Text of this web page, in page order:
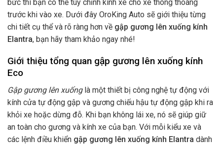
bức thì bạn có thể tùy chỉnh kính xe cho xe thông thoáng
trước khi vào xe. Dưới đây OroKing Auto sẽ giới thiệu từng
chi tiết cụ thể và rõ ràng hơn về gập gương lên xuống kính
Elantra, bạn hãy tham khảo ngay nhé!
Giới thiệu tổng quan gập gương lên xuống kính
Eco
Gập gương lên xuốnglà một thiết bị công nghệ tự động với
kính cửa tự động gập và gương chiếu hậu tự động gập khi ra
khỏi xe hoặc dừng đỗ. Khi bạn không lái xe, nó sẽ giúp giữ
an toàn cho gương và kính xe của bạn. Với mỗi kiểu xe và
các lệnh điều khiển gập gương lên xuống kính Elantra dành